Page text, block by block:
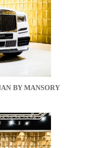
BY MANSORY